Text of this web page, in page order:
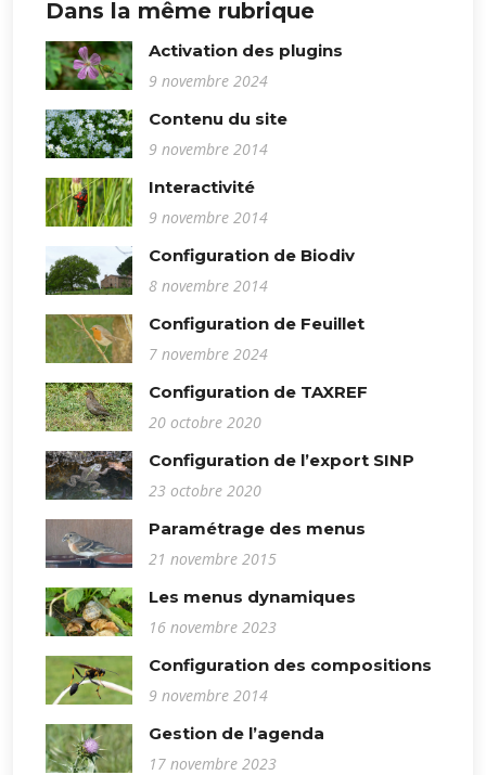
Dans la même rubrique
Activation des plugins
9 novembre 2024
Contenu du site
9 novembre 2014
Interactivité
9 novembre 2014
Configuration de Biodiv
8 novembre 2014
Configuration de Feuillet
7 novembre 2024
Configuration de TAXREF
20 octobre 2020
Configuration de l’export SINP
23 octobre 2020
Paramétrage des menus
21 novembre 2015
Les menus dynamiques
16 novembre 2023
Configuration des compositions
9 novembre 2014
Gestion de l’agenda
17 novembre 2023